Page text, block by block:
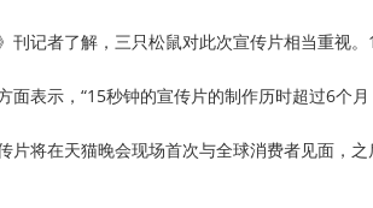
记者了解，三只松鼠对此次宣传片相当重视。
表示，“15秒钟的宣传片的制作历时超过6个月
将在天猫晚会现场首次与全球消费者见面，之